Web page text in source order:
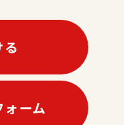
る
ォーム